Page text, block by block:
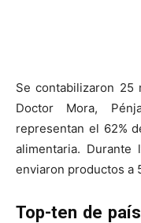
Se contabilizaron 25
Doctor Mora,
representan el 62%
alimentaria.
enviaron productos a
Top-ten de